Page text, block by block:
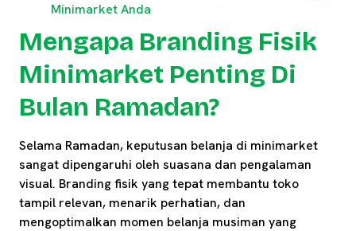
Minimarket Anda
Mengapa Branding Fisik
Minimarket Penting Di
Bulan Ramadan?
Selama Ramadan, keputusan belanja di minimarket
sangat dipengaruhi oleh suasana dan pengalaman
visual. Branding fisik yang tepat membantu toko
tampil relevan, menarik perhatian, dan
mengoptimalkan momen belanja musiman yang